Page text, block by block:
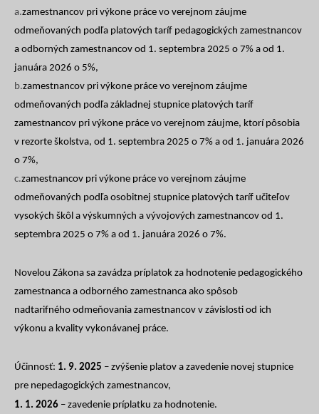
a.zamestnancov pri výkone práce vo verejnom záujme
odmeňovaných podľa platových taríf pedagogických zamestnancov
a odborných zamestnancov od 1. septembra 2025 o 7% a od 1.
januára 2026 o 5%,
b.zamestnancov pri výkone práce vo verejnom záujme
odmeňovaných podľa základnej stupnice platových taríf
zamestnancov pri výkone práce vo verejnom záujme, ktorí pôsobia
v rezorte školstva, od 1. septembra 2025 o 7% a od 1. januára 2026
o 7%,
c.zamestnancov pri výkone práce vo verejnom záujme
odmeňovaných podľa osobitnej stupnice platových taríf učiteľov
vysokých škôl a výskumných a vývojových zamestnancov od 1.
septembra 2025 o 7% a od 1. januára 2026 o 7%.
Novelou Zákona sa zavádza príplatok za hodnotenie pedagogického
zamestnanca a odborného zamestnanca ako spôsob
nadtarifného odmeňovania zamestnancov v závislosti od ich
výkonu a kvality vykonávanej práce.
Účinnosť: 1. 9. 2025 – zvýšenie platov a zavedenie novej stupnice
pre nepedagogických zamestnancov,
1. 1. 2026 – zavedenie príplatku za hodnotenie.